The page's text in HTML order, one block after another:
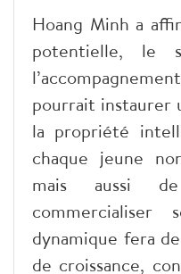
Hoang Minh a
potentielle, le
pourrait instaurer
la propriété
chaque jeune
mais aussi
dynamique fera
de croissance,